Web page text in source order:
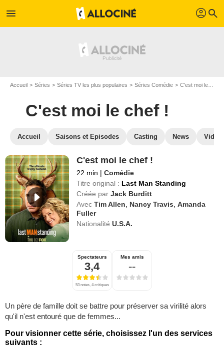
menu profil search
Accueil Séries Séries TV les plus populaires Séries Comédie C'est moi le chef !
C'est moi le chef !
Accueil Saisons et Episodes Casting News
C'est moi le chef !
22 min | Comédie
Titre original : Last Man Standing
Créée par Jack Burditt
Avec Tim Allen Nancy Travis ,Amanda
Fuller
Nationalité U.S.A.
Spectateurs
3,4
53 notes, 4 critiques
Mes amis
--
Un père de famille doit se battre pour préserver sa virilité alors
qu'il n'est entouré que de femmes...
Pour visionner cette série, choisissez l'un des services
suivants :